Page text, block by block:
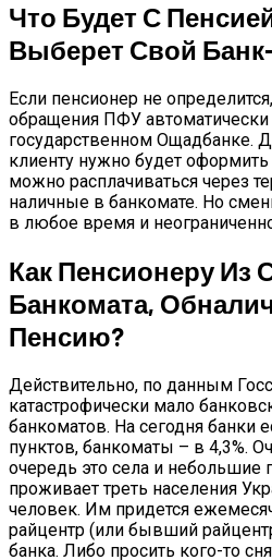
Что Будет С
Выберет Свой
Если пенсионер не
обращения ПФУ автоматически
государственном Ощадбанке.
клиенту нужно будет
можно расплачиваться через
наличные в банкомате. Но
в любое время и
Как Пенсионеру Из
Банкомата,
Пенсию?
Действительно, по данным
катастрофически мало
банкоматов. На сегодня банки
пунктов, банкоматы – в 4,3%.
очередь это села и небольшие
проживает треть населения
человек. Им придется
райцентр (или бывший
банка. Либо просить кого-то